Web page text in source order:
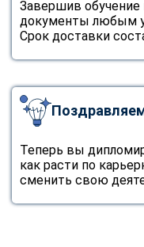
Завершив
документы любым
Срок доставки
Теперь вы
как расти по
сменить свою
ChatApp
online